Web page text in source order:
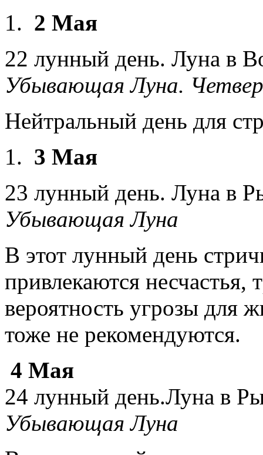
2 Мая
22 лунный день. Луна в
Убывающая Луна.
Нейтральный день для
3 Мая
23 лунный день. Луна в
Убывающая Луна
В этот лунный день
привлекаются
вероятность угрозы для
тоже не рекомендуются.
4 Мая
24 лунный день.Луна в
Убывающая Луна